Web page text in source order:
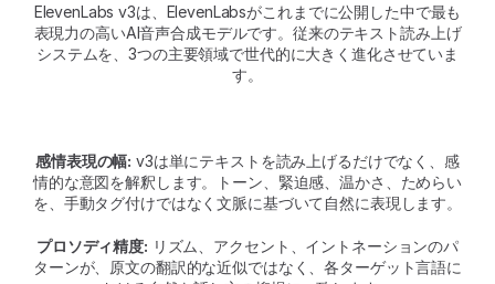
ElevenLabs v3は、ElevenLabsがこれまでに公開した中で最も
表現力の高いAI音声合成モデルです。従来のテキスト読み上げ
システムを、3つの主要領域で世代的に大きく進化させていま
す。
感情表現の幅: v3は単にテキストを読み上げるだけでなく、感
情的な意図を解釈します。トーン、緊迫感、温かさ、ためらい
を、手動タグ付けではなく文脈に基づいて自然に表現します。
プロソディ精度: リズム、アクセント、イントネーションのパ
ターンが、原文の翻訳的な近似ではなく、各ターゲット言語に